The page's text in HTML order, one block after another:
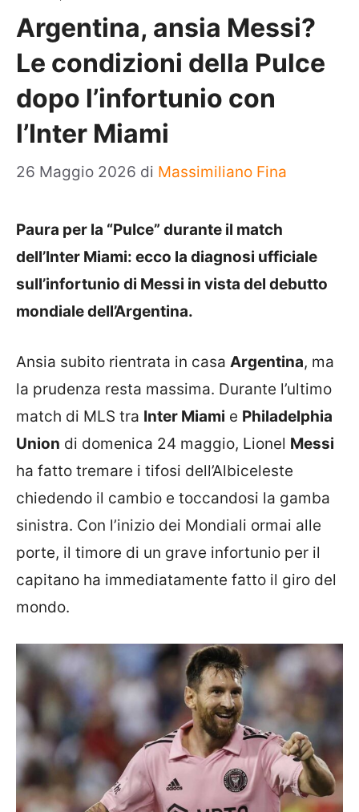
Argentina, ansia Messi?
Le condizioni della Pulce
dopo l’infortunio con
l’Inter Miami
26 Maggio 2026 di Massimiliano Fina
Paura per la “Pulce” durante il match
dell’Inter Miami: ecco la diagnosi ufficiale
sull’infortunio di Messi in vista del debutto
mondiale dell’Argentina.
Ansia subito rientrata in casa Argentina, ma
la prudenza resta massima. Durante l’ultimo
match di MLS tra Inter Miami e Philadelphia
Union di domenica 24 maggio, Lionel Messi
ha fatto tremare i tifosi dell’Albiceleste
chiedendo il cambio e toccandosi la gamba
sinistra. Con l’inizio dei Mondiali ormai alle
porte, il timore di un grave infortunio per il
capitano ha immediatamente fatto il giro del
mondo.